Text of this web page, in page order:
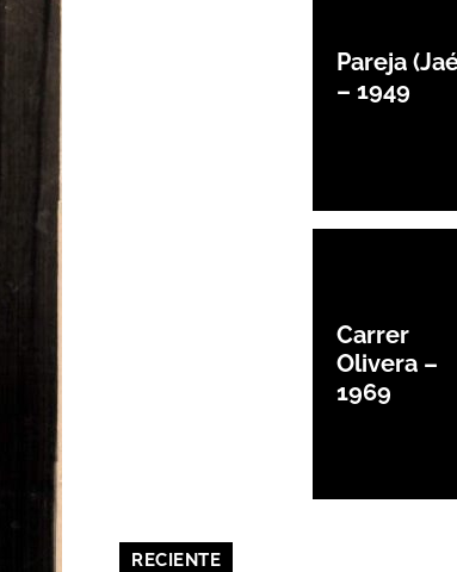
Pareja
– 1949
Carrer
Olivera –
1969
RECIENTE